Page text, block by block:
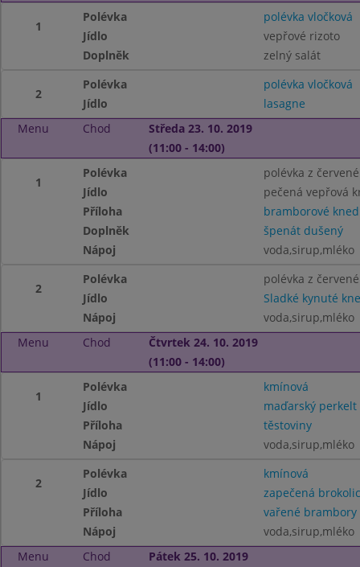
1
Polévka
polévka vločková
Jídlo
vepřové rizoto
Doplněk
zelný salát
2
Polévka
polévka vločková
Jídlo
lasagne
Menu
Chod
Středa 23. 10. 2019
(11:00 - 14:00)
1
Polévka
polévka z
Jídlo
pečená vepřová
Příloha
bramborové
Doplněk
špenát dušený
Nápoj
voda,sirup,mléko
2
Polévka
polévka z
Jídlo
Sladké kynuté
Nápoj
voda,sirup,mléko
Menu
Chod
Čtvrtek 24. 10. 2019
(11:00 - 14:00)
1
Polévka
kmínová
Jídlo
maďarský perkelt
Příloha
těstoviny
Nápoj
voda,sirup,mléko
2
Polévka
kmínová
Jídlo
zapečená
Příloha
vařené brambory
Nápoj
voda,sirup,mléko
Menu
Chod
Pátek 25. 10. 2019